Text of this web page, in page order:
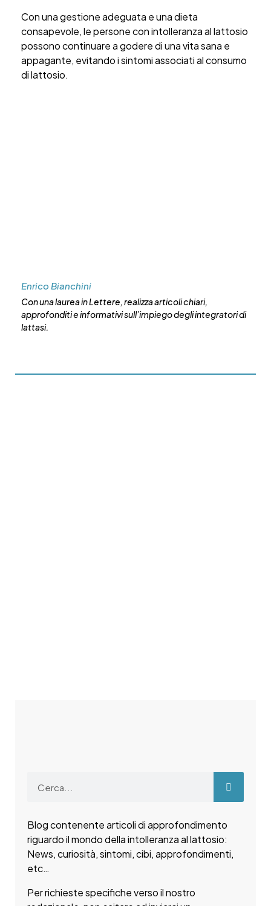
Con una gestione adeguata e una dieta
consapevole, le persone con intolleranza al lattosio
possono continuare a godere di una vita sana e
appagante, evitando i sintomi associati al consumo
di lattosio.
Enrico Bianchini
Con una laurea in Lettere, realizza articoli chiari,
approfonditi e informativi sull’impiego degli integratori di
lattasi.
Blog contenente articoli di approfondimento
riguardo il mondo della intolleranza al lattosio:
News, curiosità, sintomi, cibi, approfondimenti,
etc…
Per richieste specifiche verso il nostro